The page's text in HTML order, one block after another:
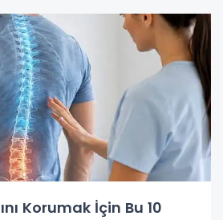
Korumak İçin Bu 10